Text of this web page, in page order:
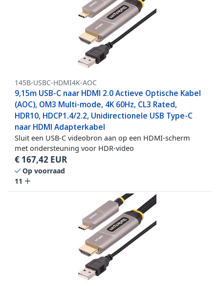
145B-USBC-HDMI4K-AOC
9,15m USB-C naar HDMI 2.0 Actieve Optische Kabel
(AOC), OM3 Multi-mode, 4K 60Hz, CL3 Rated,
HDR10, HDCP1.4/2.2, Unidirectionele USB Type-C
naar HDMI Adapterkabel
Sluit een USB-C videobron aan op een HDMI-scherm
met ondersteuning voor HDR-video
€ 167,42 EUR
Op voorraad
11